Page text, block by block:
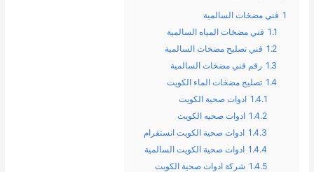
1 فني مضخات السالمية
1.1 فني مضخات المياه السالمية
1.2 فني تصليح مضخات السالمية
1.3 رقم فني مضخات السالمية
1.4 تصليح مضخات الماء الكويت
1.4.1 ادوات صحية الكويت
1.4.2 ادوات صحيه الكويت
1.4.3 ادوات صحية الكويت انستقرام
1.4.4 ادوات صحية الكويت السالمية
1.4.5 شركة ادوات صحية الكويت